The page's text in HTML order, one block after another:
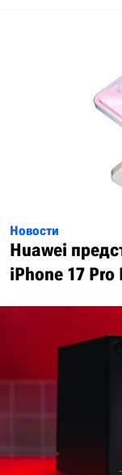
Новости
Huawei
iPhone 17 Pro